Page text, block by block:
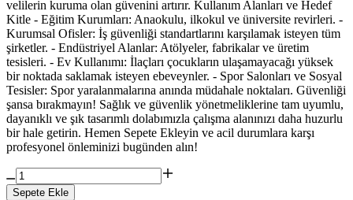
velilerin kuruma olan güvenini artırır. Kullanım Alanları ve Hedef
Kitle - Eğitim Kurumları: Anaokulu, ilkokul ve üniversite revirleri. -
Kurumsal Ofisler: İş güvenliği standartlarını karşılamak isteyen tüm
şirketler. - Endüstriyel Alanlar: Atölyeler, fabrikalar ve üretim
tesisleri. - Ev Kullanımı: İlaçları çocukların ulaşamayacağı yüksek
bir noktada saklamak isteyen ebeveynler. - Spor Salonları ve Sosyal
Tesisler: Spor yaralanmalarına anında müdahale noktaları. Güvenliği
şansa bırakmayın! Sağlık ve güvenlik yönetmeliklerine tam uyumlu,
dayanıklı ve şık tasarımlı dolabımızla çalışma alanınızı daha huzurlu
bir hale getirin. Hemen Sepete Ekleyin ve acil durumlara karşı
profesyonel önleminizi bugünden alın!
Sepete Ekle